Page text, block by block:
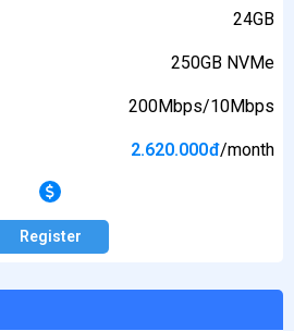
24GB
250GB NVMe
200Mbps/10Mbps
2.620.000đ/month
Register